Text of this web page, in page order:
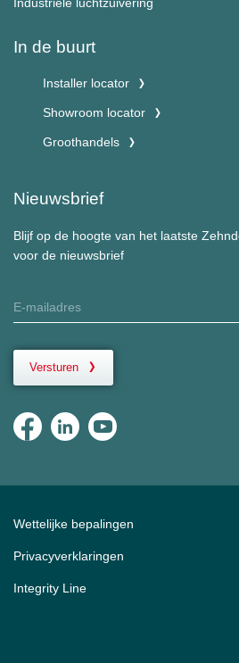
In de buurt
Installer locator
Showroom locator
Groothandels
Nieuwsbrief
Blijf op de hoogte van het laatste
voor de nieuwsbrief
Versturen
Wettelijke bepalingen
Privacyverklaringen
Integrity Line